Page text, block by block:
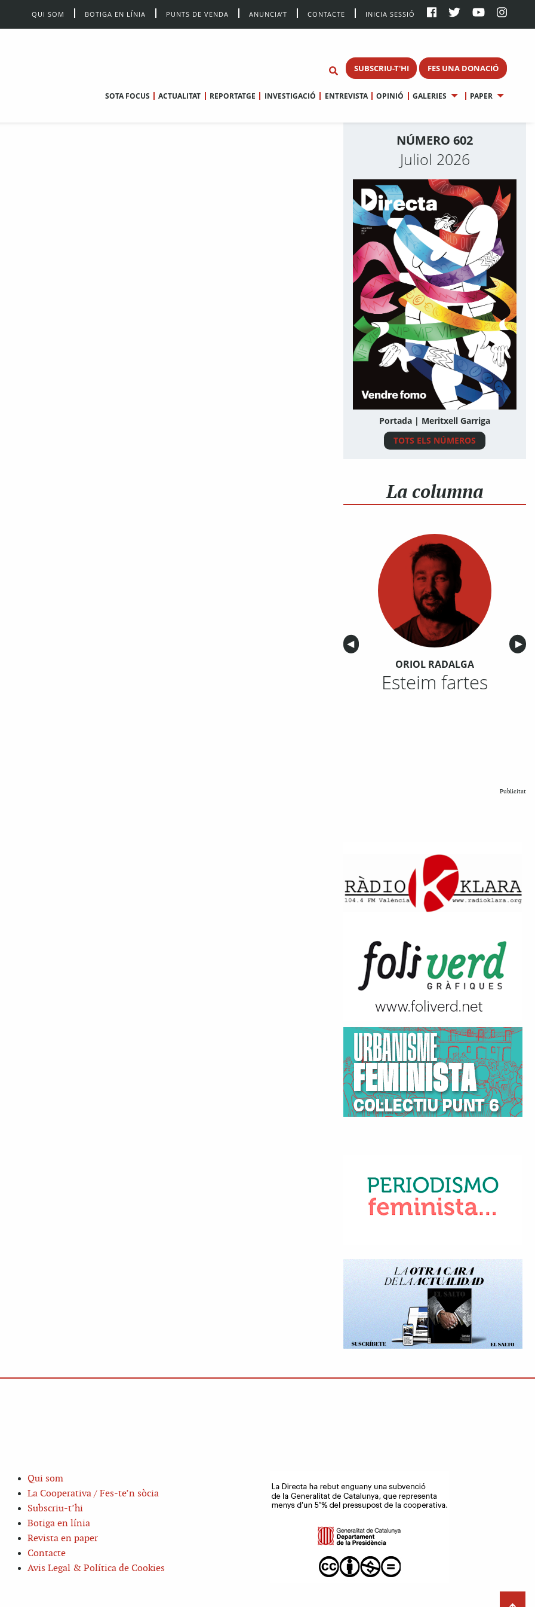
QUI SOM BOTIGA EN LÍNIA PUNTS DE VENDA ANUNCIA’T CONTACTE INICIA SESSIÓ
SUBSCRIU-T'HI FES UNA DONACIÓ
SOTA FOCUS ACTUALITAT REPORTATGE INVESTIGACIÓ ENTREVISTA OPINIÓ GALERIES PAPER
NÚMERO 602
Juliol 2026
Portada | Meritxell Garriga
TOTS ELS NÚMEROS
La columna
Anterior
◀︎ ▶︎
ORIOL RADALGA
Esteim fartes
Publicitat
Qui som
La Cooperativa / Fes-te’n sòcia
Subscriu-t’hi
Botiga en línia
Revista en paper
Contacte
Avis Legal & Política de Cookies